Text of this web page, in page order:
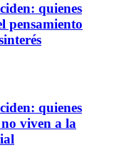
quienes
pensamiento
quienes
no viven a la